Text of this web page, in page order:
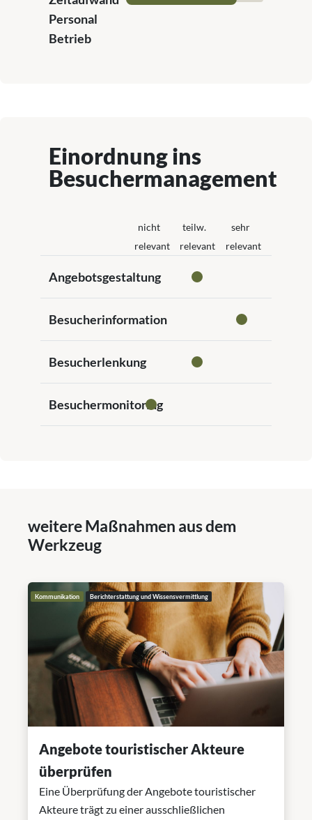
Personal
Betrieb
Einordnung ins
Besuchermanagement
nicht
relevant
teilw.
relevant
sehr
relevant
Angebotsgestaltung
Besucherinformation
Besucherlenkung
Besuchermonitoring
weitere Maßnahmen aus dem
Werkzeug
Kommunikation Berichterstattung und Wissensvermittlung
Angebote touristischer Akteure
überprüfen
Eine Überprüfung der Angebote touristischer
Akteure trägt zu einer ausschließlichen